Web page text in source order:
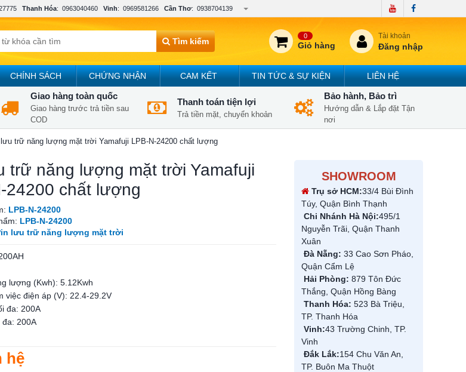
Thanh Hóa: 0963040460 Vinh: 0969581266 Cần Thơ: 0938704139
Tìm kiếm
0
Giỏ hàng
Tài khoản
Đăng nhập
CHÍNH SÁCH CHỨNG NHẬN CAM KẾT TIN TỨC & SỰ KIỆN LIÊN HỆ
Giao hàng toàn quốc
Giao hàng trước trả tiền sau
COD
Thanh toán tiện lợi
Trả tiền mặt, chuyển khoản
Bảo hành, Bảo trì
Hướng dẫn & Lắp đặt Tận
nơi
lưu trữ năng lượng mặt trời Yamafuji LPB-N-24200 chất lượng
trữ năng lượng mặt trời Yamafuji
24200 chất lượng
LPB-N-24200
LPB-N-24200
lưu trữ năng lượng mặt trời
lượng (Kwh): 5.12Kwh
việc điện áp (V): 22.4-29.2V
đa: 200A
đa: 200A
hệ
SHOWROOM
Trụ sở HCM:33/4 Bùi Đình
Túy, Quận Bình Thạnh
Chi Nhánh Hà Nội:495/1
Nguyễn Trãi, Quận Thanh
Xuân
Đà Nẵng: 33 Cao Sơn Pháo,
Quận Cẩm Lệ
Hải Phòng: 879 Tôn Đức
Thắng, Quận Hồng Bàng
Thanh Hóa: 523 Bà Triệu,
TP. Thanh Hóa
Vinh:43 Trường Chinh, TP.
Vinh
Đắk Lắk:154 Chu Văn An,
TP. Buôn Ma Thuột